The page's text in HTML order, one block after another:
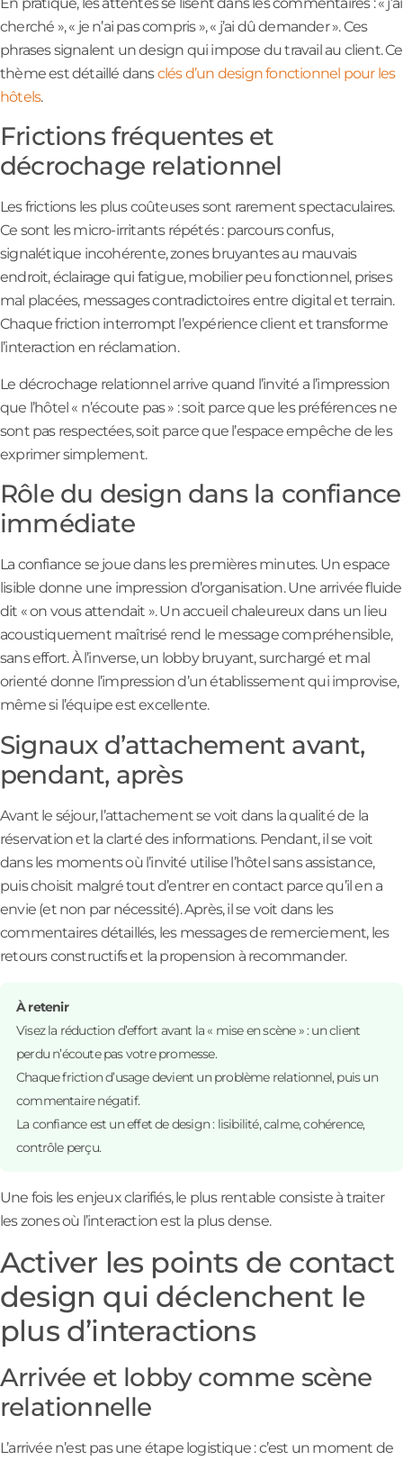
cherché », « je n’ai pas compris », « j’ai dû demander ». Ces
phrases signalent un design qui impose du travail au client. Ce
thème est détaillé dansclés d’un design fonctionnel pour les
hôtels.
Frictions fréquentes et
décrochage relationnel
Les frictions les plus coûteuses sont rarement spectaculaires.
Ce sont les micro-irritants répétés : parcours confus,
signalétique incohérente, zones bruyantes au mauvais
endroit, éclairage qui fatigue, mobilier peu fonctionnel, prises
mal placées, messages contradictoires entre digital et terrain.
Chaque friction interrompt l’expérience client et transforme
l’interaction en réclamation.
Le décrochage relationnel arrive quand l’invité a l’impression
que l’hôtel « n’écoute pas » : soit parce que les préférences ne
sont pas respectées, soit parce que l’espace empêche de les
exprimer simplement.
Rôle du design dans la confiance
immédiate
La confiance se joue dans les premières minutes. Un espace
lisible donne une impression d’organisation. Une arrivée fluide
dit « on vous attendait ». Un accueil chaleureux dans un lieu
acoustiquement maîtrisé rend le message compréhensible,
sans effort. À l’inverse, un lobby bruyant, surchargé et mal
orienté donne l’impression d’un établissement qui improvise,
même si l’équipe est excellente.
Signaux d’attachement avant,
pendant, après
Avant le séjour, l’attachement se voit dans la qualité de la
réservation et la clarté des informations. Pendant, il se voit
dans les moments où l’invité utilise l’hôtel sans assistance,
puis choisit malgré tout d’entrer en contact parce qu’il en a
envie (et non par nécessité). Après, il se voit dans les
commentaires détaillés, les messages de remerciement, les
retours constructifs et la propension à recommander.
À retenir
Visez la réduction d’effort avant la « mise en scène » : un client
perdu n’écoute pas votre promesse.
Chaque friction d’usage devient un problème relationnel, puis un
commentaire négatif.
La confiance est un effet de design : lisibilité, calme, cohérence,
contrôle perçu.
Une fois les enjeux clarifiés, le plus rentable consiste à traiter
les zones où l’interaction est la plus dense.
Activer les points de contact
design qui déclenchent le
plus d’interactions
Arrivée et lobby comme scène
relationnelle
L’arrivée n’est pas une étape logistique : c’est un moment de